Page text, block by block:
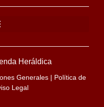
Heráldica
Generales | Política de
Legal